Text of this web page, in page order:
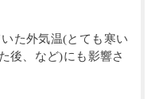
た外気温(とても寒い
後、など)にも影響さ